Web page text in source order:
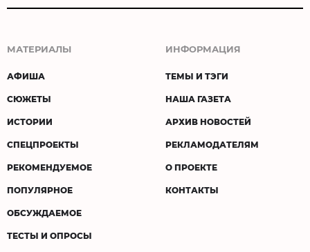
МАТЕРИАЛЫ
АФИША
СЮЖЕТЫ
ИСТОРИИ
СПЕЦПРОЕКТЫ
РЕКОМЕНДУЕМОЕ
ПОПУЛЯРНОЕ
ОБСУЖДАЕМОЕ
ТЕСТЫ И ОПРОСЫ
ИНФОРМАЦИЯ
ТЕМЫ И ТЭГИ
НАША ГАЗЕТА
АРХИВ НОВОСТЕЙ
РЕКЛАМОДАТЕЛЯМ
О ПРОЕКТЕ
КОНТАКТЫ